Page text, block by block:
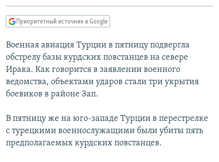
Вернутся
поиску
КАВКАЗ.РЕАЛИИ
СЕВЕР.РЕАЛИИ
СИБИРЬ.РЕАЛИИ
РАСПИСАНИЕ ВЕЩАНИЯ
ПОДПИШИТЕСЬ НА РАССЫЛКУ
Приоритетный источник в Google
Военная авиация Турции в пятницу подвергла
обстрелу базы курдских повстанцев на севере
Ирака. Как говорится в заявлении военного
ведомства, объектами ударов стали три укрытия
боевиков в районе Зап.
В пятницу же на юго-западе Турции в перестрелке
с турецкими военнослужащими были убиты пять
предполагаемых курдских повстанцев.